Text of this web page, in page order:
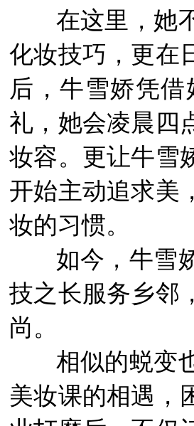
在这里，她
化妆技巧，更在
后，牛雪娇凭
礼，她会凌晨四
妆容。更让牛雪
开始主动追求美
妆的习惯。
如今，牛雪
技之长服务乡邻
尚。
相似的蜕变
美妆课的相遇，